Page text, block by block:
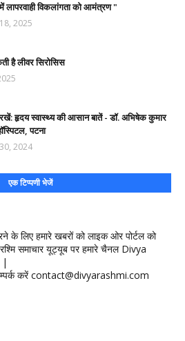
लापरवाही विकलांगता को आमंत्रण "
2025
है लीवर सिरोसिस
हृदय स्वास्थ्य की आसान बातें - डॉ. अभिषेक कुमार
पटना
2024
एक टिप्पणी भेजें
के लिए हमारे खबरों को लाइक ओर पोर्टल को
समाचार यूट्यूब पर हमारे चैनल Divya
|
करें contact@divyarashmi.com